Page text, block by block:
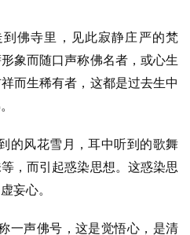
佛寺里，见此寂静庄严的梵
象而随口声称佛名者，或心生
而生稀有者，这都是过去生中
的风花雪月，耳中听到的歌舞
，而引起惑染思想。这惑染思
妄心。
一声佛号，这是觉悟心，是清